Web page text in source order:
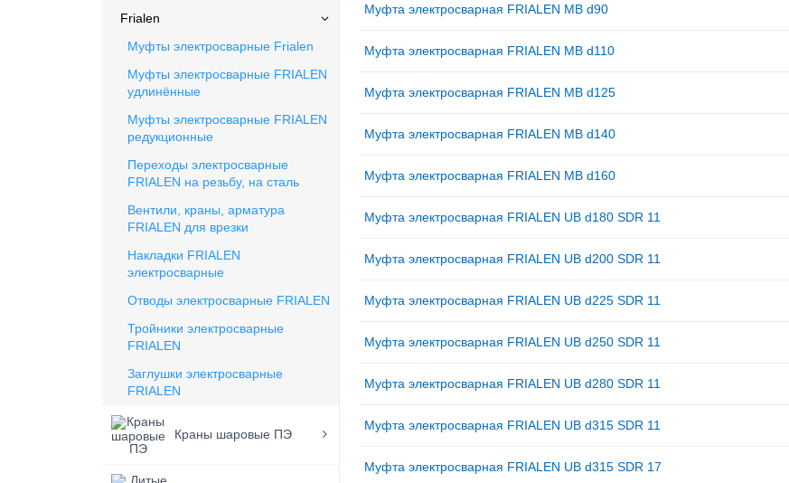
Frialen
Муфты электросварные Frialen
Mуфты электросварные FRIALEN
удлинённые
Муфты электросварные FRIALEN
редукционные
Переходы электросварные
FRIALEN на резьбу, на сталь
Вентили, краны, арматура
FRIALEN для врезки
Накладки FRIALEN
электросварные
Отводы электросварные FRIALEN
Тройники электросварные
FRIALEN
Заглушки электросварные
FRIALEN
Краны шаровые ПЭ
Муфта электросварная FRIALEN MB d90
Муфта электросварная FRIALEN MB d110
Муфта электросварная FRIALEN MB d125
Муфта электросварная FRIALEN MB d140
Муфта электросварная FRIALEN MB d160
Муфта электросварная FRIALEN UB d180 SDR 11
Муфта электросварная FRIALEN UB d200 SDR 11
Муфта электросварная FRIALEN UB d225 SDR 11
Муфта электросварная FRIALEN UB d250 SDR 11
Муфта электросварная FRIALEN UB d280 SDR 11
Муфта электросварная FRIALEN UB d315 SDR 11
Муфта электросварная FRIALEN UB d315 SDR 17